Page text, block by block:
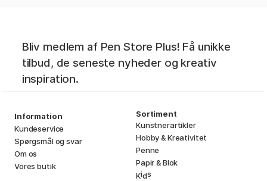
Bliv medlem af Pen Store Plus! Få unikke
tilbud, de seneste nyheder og kreativ
inspiration.
Information
Kundeservice
Spørgsmål og svar
Om os
Vores butik
Sortiment
Kunstnerartikler
Hobby & Kreativitet
Penne
Papir & Blok
Kids